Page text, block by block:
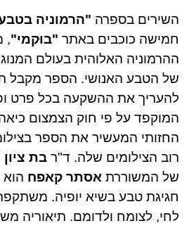
השירים בספרה "הרמוניה
חמישה כוכבים באתר "בוּקמי",
ההרמוניה האלוהית בעולם
של הטבע האנושי. הספר מקבל
להעריך את ההשקעה בכל פרט
המוקפד על פי חוק הצמצום
החזותי המעשיר את הספר
רוב הצילומים שלה. ד"ר בת ציון
של המשוררת אסתר קאפח
חגיגת טבע בשיא יופיה.
לחי, לצומח ולדומם. תיאוריה